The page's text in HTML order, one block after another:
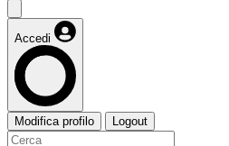
Accedi
Modifica profilo Logout